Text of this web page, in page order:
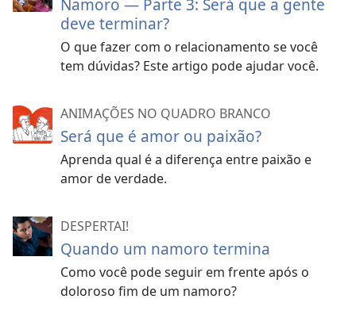
alguém querido. Janet diz: “Eu cheguei a passar
pelas fases do luto, que incluem negação, raiva,
negociação, depressão e, quase um ano depois,
aceitação.”
mal. É como um escritor da Bíblia diz: “O espírito
abatido consome as energias da pessoa.”
Provérbios 17:22 .
Converse com um amigo maduro.
Bíblia diz: “O verdadeiro amigo ama
em todos os momentos e se torna um
irmão em tempos de aflição.”
Namoro — Parte 3: Será que a gente
deve terminar?
O que fazer com o relacionamento se você
tem dúvidas? Este artigo pode ajudar você.
ANIMAÇÕES NO QUADRO BRANCO
Será que é amor ou paixão?
Aprenda qual é a diferença entre paixão e
amor de verdade.
DESPERTAI!
Quando um namoro termina
Como você pode seguir em frente após o
doloroso fim de um namoro?